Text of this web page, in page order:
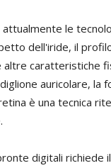
le
dell'iride, il
altre caratteristiche
auricolare, la
è una tecnica
digitali richiede